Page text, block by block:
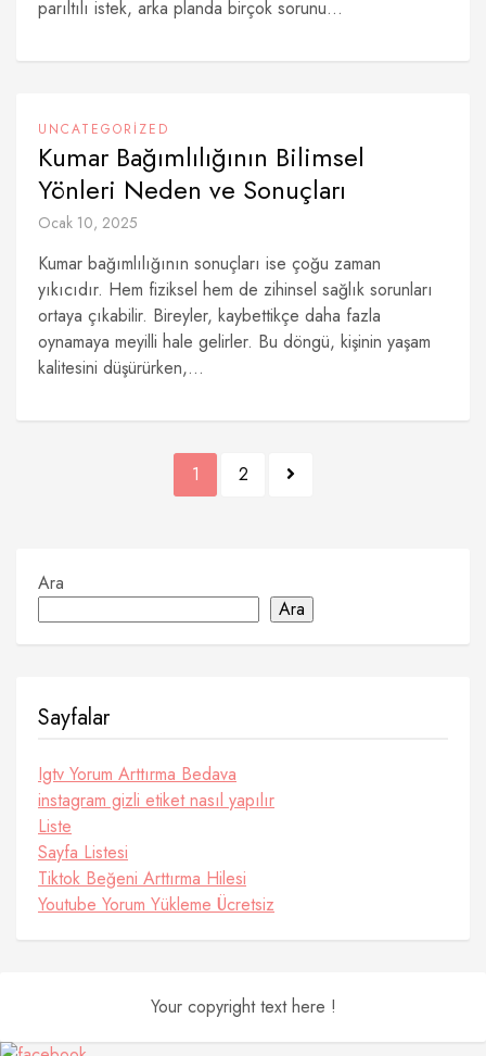
parıltılı istek, arka planda birçok sorunu...
UNCATEGORIZED
Kumar Bağımlılığının Bilimsel
Yönleri Neden ve Sonuçları
Ocak 10, 2025
Kumar bağımlılığının sonuçları ise çoğu zaman
yıkıcıdır. Hem fiziksel hem de zihinsel sağlık sorunları
ortaya çıkabilir. Bireyler, kaybettikçe daha fazla
oynamaya meyilli hale gelirler. Bu döngü, kişinin yaşam
kalitesini düşürürken,...
1 2
Ara
Ara
Sayfalar
Igtv Yorum Arttırma Bedava
instagram gizli etiket nasıl yapılır
Liste
Sayfa Listesi
Tiktok Beğeni Arttırma Hilesi
Youtube Yorum Yükleme Ücretsiz
Your copyright text here !